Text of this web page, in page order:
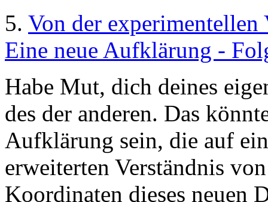
5. Von der experimentellen
Eine neue Aufklärung -
Habe Mut, dich deines
des der anderen. Das
Aufklärung sein, die auf
erweiterten Verständnis
Koordinaten dieses neuen